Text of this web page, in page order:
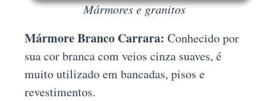
Mármores e granitos
Mármore Branco Carrara: Conhecido por
sua cor branca com veios cinza suaves, é
muito utilizado em bancadas, pisos e
revestimentos.